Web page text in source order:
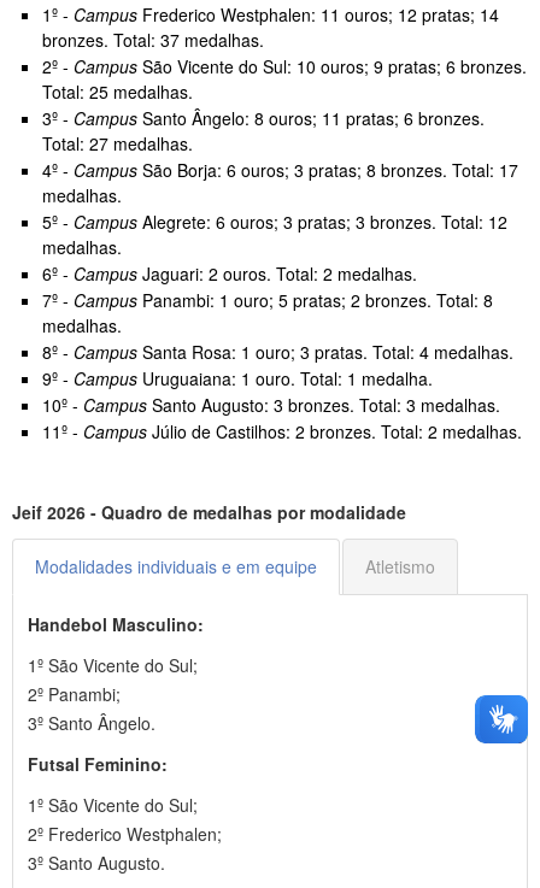
1º - Campus Frederico Westphalen: 11 ouros; 12 pratas; 14
bronzes. Total: 37 medalhas.
2º - Campus São Vicente do Sul: 10 ouros; 9 pratas; 6 bronzes.
Total: 25 medalhas.
3º - Campus Santo Ângelo: 8 ouros; 11 pratas; 6 bronzes.
Total: 27 medalhas.
4º - Campus São Borja: 6 ouros; 3 pratas; 8 bronzes. Total: 17
medalhas.
5º - Campus Alegrete: 6 ouros; 3 pratas; 3 bronzes. Total: 12
medalhas.
6º - Campus Jaguari: 2 ouros. Total: 2 medalhas.
7º - Campus Panambi: 1 ouro; 5 pratas; 2 bronzes. Total: 8
medalhas.
8º - Campus Santa Rosa: 1 ouro; 3 pratas. Total: 4 medalhas.
9º - Campus Uruguaiana: 1 ouro. Total: 1 medalha.
10º - Campus Santo Augusto: 3 bronzes. Total: 3 medalhas.
11º - Campus Júlio de Castilhos: 2 bronzes. Total: 2 medalhas.
Jeif 2026 - Quadro de medalhas por modalidade
Modalidades individuais e em equipe Atletismo
Handebol Masculino:
1º São Vicente do Sul;
2º Panambi;
3º Santo Ângelo.
Futsal Feminino:
1º São Vicente do Sul;
2º Frederico Westphalen;
3º Santo Augusto.